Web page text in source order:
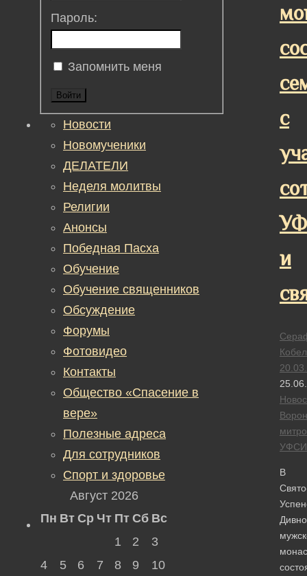
с
и
В
Пароль:
Запомнить меня
Войти
Новости
Новомученики
ДЕЛАТЕЛИ
Неделя молитвы
Религии
Анонсы
Победная Пасха
Обучение
Обучение священников
Обсуждение
Форумы
Фотовидео
Контакты
Общество «Спасение в
вере»
Полезные адреса
Для сотрудников
Спорт и здоровье
Август 2026
Пн Вт Ср Чт Пт Сб Вс
1
2
3
4
5 6 7 8 9
10